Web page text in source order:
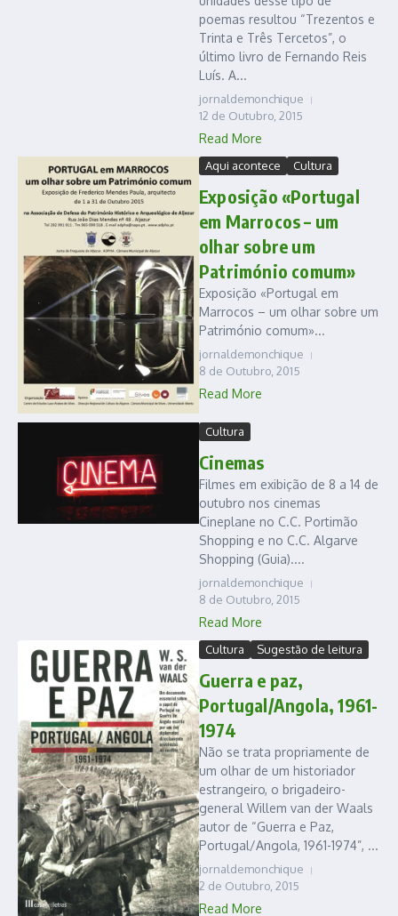
poemas resultou “Trezentos e
Trinta e Três Tercetos”, o
último livro de Fernando Reis
Luís. A...
jornaldemonchique
12 de Outubro, 2015
Read More
Aqui acontece Cultura
Exposição «Portugal
em Marrocos – um
olhar sobre um
Património comum»
Exposição «Portugal em
Marrocos – um olhar sobre um
Património comum»...
jornaldemonchique
8 de Outubro, 2015
Read More
Cultura
Cinemas
Filmes em exibição de 8 a 14 de
outubro nos cinemas
Cineplane no C.C. Portimão
Shopping e no C.C. Algarve
Shopping (Guia)....
jornaldemonchique
8 de Outubro, 2015
Read More
Cultura Sugestão de leitura
Guerra e paz,
Portugal/Angola, 1961-
1974
Não se trata propriamente de
um olhar de um historiador
estrangeiro, o brigadeiro-
general Willem van der Waals
autor de “Guerra e Paz,
Portugal/Angola, 1961-1974”, ...
jornaldemonchique
2 de Outubro, 2015
Read More